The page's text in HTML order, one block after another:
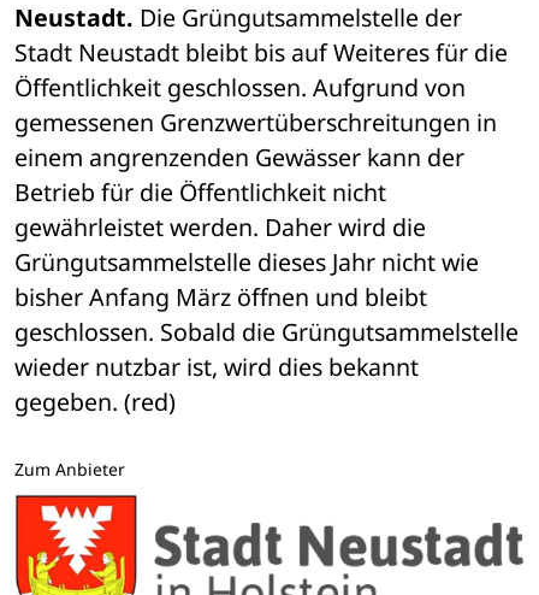
Neustadt. Die Grüngutsammelstelle der
Stadt Neustadt bleibt bis auf Weiteres für die
Öffentlichkeit geschlossen. Aufgrund von
gemessenen Grenzwertüberschreitungen in
einem angrenzenden Gewässer kann der
Betrieb für die Öffentlichkeit nicht
gewährleistet werden. Daher wird die
Grüngutsammelstelle dieses Jahr nicht wie
bisher Anfang März öffnen und bleibt
geschlossen. Sobald die Grüngutsammelstelle
wieder nutzbar ist, wird dies bekannt
gegeben. (red)
Zum Anbieter